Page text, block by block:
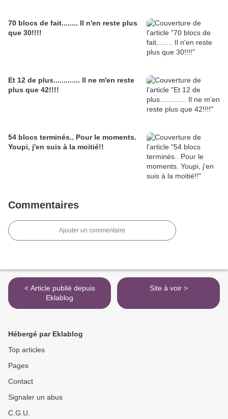
70 blocs de fait........ Il n'en reste plus
que 30!!!!
Et 12 de plus............. Il ne m'en reste
plus que 42!!!!
54 blocs terminés.. Pour le moments.
Youpi, j'en suis à la moitié!!
Commentaires
Ajouter un commentaire
< Article publié depuis
Eklablog
Site à voir >
Hébergé par Eklablog
Top articles
Pages
Contact
Signaler un abus
C.G.U.